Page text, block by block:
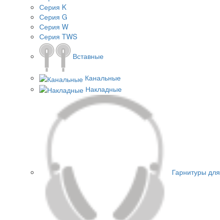
Серия K
Серия G
Серия W
Серия TWS
Вставные
Канальные
Накладные
Гарнитуры